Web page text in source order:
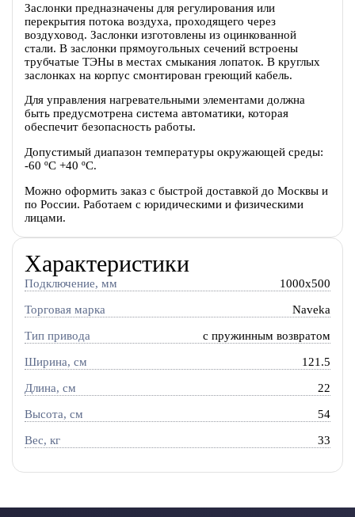
Заслонки предназначены для регулирования или
перекрытия потока воздуха, проходящего через
воздуховод. Заслонки изготовлены из оцинкованной
стали. В заслонки прямоугольных сечений встроены
трубчатые ТЭНы в местах смыкания лопаток. В круглых
заслонках на корпус смонтирован греющий кабель.
Для управления нагревательными элементами должна
быть предусмотрена система автоматики, которая
обеспечит безопасность работы.
Допустимый диапазон температуры окружающей среды:
-60 ºС +40 ºС.
Можно оформить заказ с быстрой доставкой до Москвы и
по России. Работаем с юридическими и физическими
лицами.
Характеристики
Подключение, мм 1000x500
Торговая марка Naveka
Тип привода c пружинным возвратом
Ширина, см 121.5
Длина, см 22
Высота, см 54
Вес, кг 33